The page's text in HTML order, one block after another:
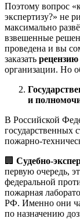
Поэтому вопрос
экспертизу?» не
максимально
взвешенные
проведена и вы
заказать
организации. Но
и
В Российской
государственных
пожарно-
🏢 Судебно-
первую очередь,
федеральной
пожарная
РФ. Именно они
по назначению